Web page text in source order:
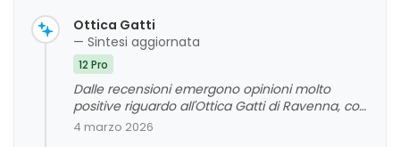
Ottica Gatti
— Sintesi aggiornata
12 Pro
Dalle recensioni emergono opinioni molto
positive riguardo all'Ottica Gatti di Ravenna, con
particolare apprezzamento per la
4 marzo 2026